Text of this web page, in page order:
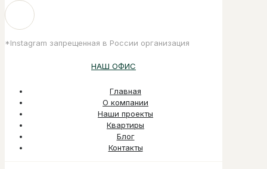
*Instagram запрещенная в России организация
НАШ ОФИС
Главная
О компании
Наши проекты
Квартиры
Блог
Контакты